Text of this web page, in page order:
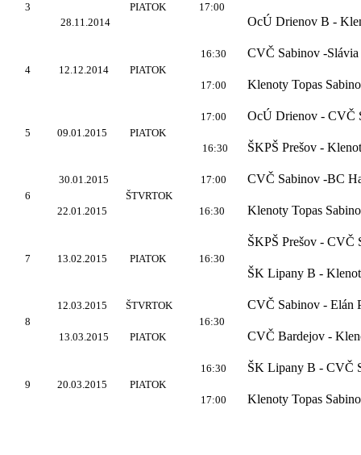
3
PIATOK
17:00
28.11.2014 OcÚ Drienov B -
4 12.12.2014 PIATOK
16:30 CVČ Sabinov -
17:00 Klenoty Topas
5 09.01.2015 PIATOK
17:00 OcÚ Drienov - CVČ
16:30 ŠKPŠ Prešov -
6
30.01.2015
ŠTVRTOK
17:00 CVČ Sabinov -BC
22.01.2015 16:30 Klenoty Topas
7 13.02.2015 PIATOK 16:30
ŠKPŠ Prešov - CVČ
ŠK Lipany B -
8
12.03.2015
ŠTVRTOK
16:30
CVČ Sabinov - Elán
13.03.2015 PIATOK CVČ Bardejov -
9 20.03.2015 PIATOK
16:30 ŠK Lipany B - CVČ
17:00 Klenoty Topas